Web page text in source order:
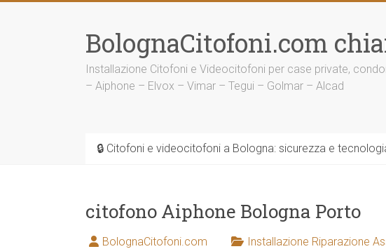
BolognaCitofoni.com
Installazione Citofoni e Videocitofoni per case private,
– Aiphone – Elvox – Vimar – Tegui – Golmar – Alcad
🔒 Citofoni e videocitofoni a Bologna: sicurezza e
citofono Aiphone Bologna Porto
BolognaCitofoni.com Installazione Riparazione